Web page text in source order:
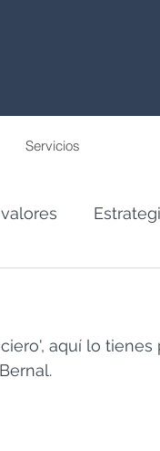
Servicios
aquí lo tienes